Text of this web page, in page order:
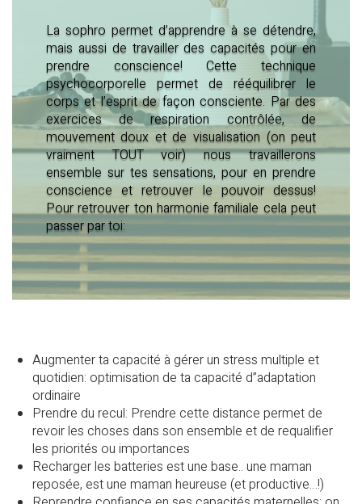
La sophro permet d’apprendre à se détendre,
mais aussi de travailler des capacités pour en
prendre conscience! Cette technique
psychocorporelle permet de rééquilibrer le
corps et l’esprit de façon consciente. Par des
exercices de respiration contrôlée, de
mouvement doux et de visualisation (on peut
vraiment TOUT voir) nous travaillerons
ensemble sur tes sensations, pour en prendre
conscience et retrouver le pouvoir dessus!
Pour retrouver ton harmonie familiale cela peut
passer par toi:
Augmenter ta capacité à gérer un stress multiple et
quotidien: optimisation de ta capacité d”adaptation
ordinaire
Prendre du recul: Prendre cette distance permet de
revoir les choses dans son ensemble et de requalifier
les priorités ou importances
Recharger les batteries est une base.. une maman
reposée, est une maman heureuse (et productive…!)